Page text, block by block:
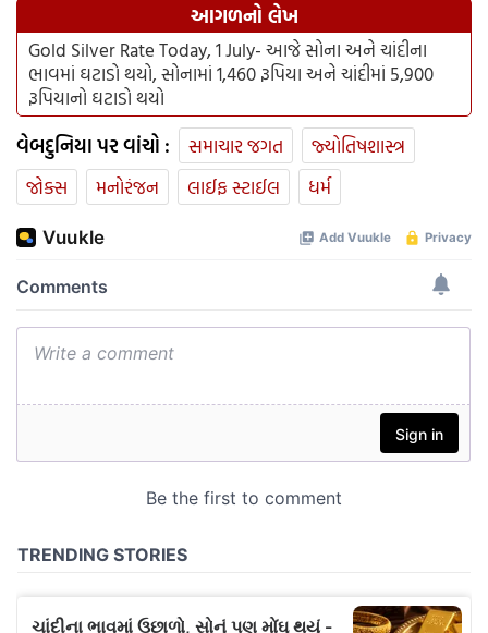
આગળનો લેખ
Gold Silver Rate Today, 1 July- આજે સોના અને ચાંદીના
ભાવમાં ઘટાડો થયો, સોનામાં 1,460 રૂપિયા અને ચાંદીમાં 5,900
રૂપિયાનો ઘટાડો થયો
વેબદુનિયા પર વાંચો : સમાચાર જગત
જ્યોતિષશાસ્ત્ર
જોક્સ
મનોરંજન લાઈફ સ્ટાઈલ ધર્મ